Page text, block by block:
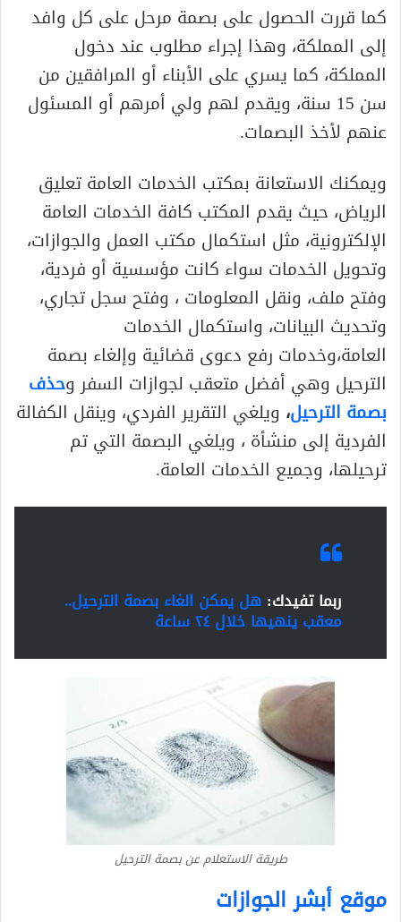
كما قررت الحصول على بصمة مرحل على كل وافد
إلى المملكة، وهذا إجراء مطلوب عند دخول
المملكة، كما يسري على الأبناء أو المرافقين من
سن 15 سنة، ويقدم لهم ولي أمرهم أو المسئول
عنهم لأخذ البصمات.
ويمكنك الاستعانة بمكتب الخدمات العامة تعليق
الرياض، حيث يقدم المكتب كافة الخدمات العامة
الإلكترونية، مثل استكمال مكتب العمل والجوازات،
وتحويل الخدمات سواء كانت مؤسسية أو فردية،
وفتح ملف، ونقل المعلومات ، وفتح سجل تجاري،
وتحديث البيانات، واستكمال الخدمات
العامة،وخدمات رفع دعوى قضائية وإلغاء بصمة
الترحيل وهي أفضل متعقب لجوازات السفر وحذف
بصمة الترحيل، ويلغي التقرير الفردي، وينقل الكفالة
الفردية إلى منشأة ، ويلغي البصمة التي تم
ترحيلها، وجميع الخدمات العامة.
ربما تفيدك: هل يمكن الغاء بصمة الترحيل..
معقب ينهيها خلال ٢٤ ساعة
طريقة الاستعلام عن بصمة الترحيل
موقع أبشر الجوازات